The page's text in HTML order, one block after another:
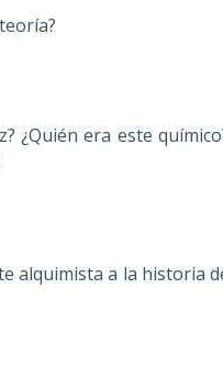
¿Quién era este
alquimista a la historia